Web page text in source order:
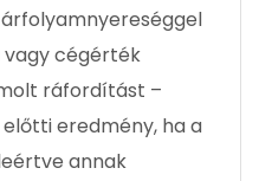
vagy cégérték
ráfordítást –
eredmény, ha a
annak